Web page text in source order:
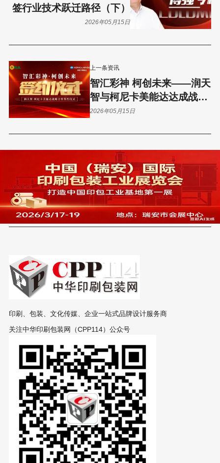
上一条资讯
智汇彩神 柯创未来——润天
智与柯尼卡美能达达成战略
合作
2026年05月15日
签行业技术跃迁路径（下）
2026年05月15日
印刷、包装、文化传媒、企业一站式品牌设计服务商
关注中华印刷包装网（CPP114）公众号